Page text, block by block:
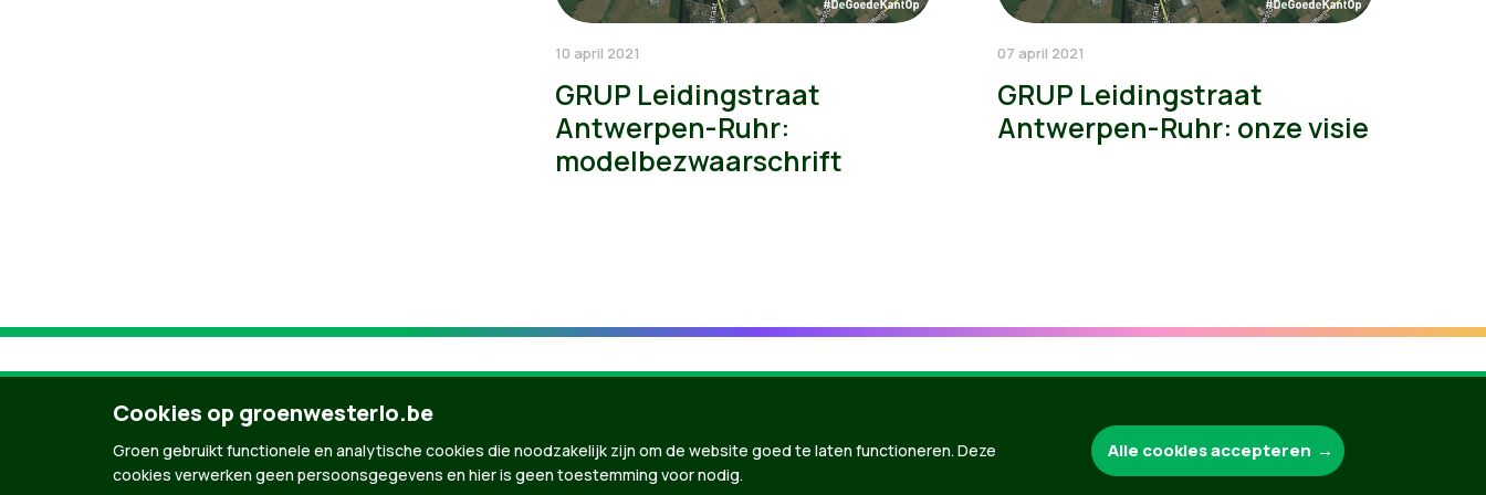
10 april 2021
GRUP Leidingstraat
Antwerpen-Ruhr:
modelbezwaarschrift
07 april 2021
GRUP Leidingstraat
Antwerpen-Ruhr: onze visie
Groen.be
Cookies op groenwesterlo.be
Groen gebruikt functionele en analytische cookies die noodzakelijk zijn om de website goed te laten functioneren. Deze
cookies verwerken geen persoonsgegevens en hier is geen toestemming voor nodig.
Alle cookies accepteren